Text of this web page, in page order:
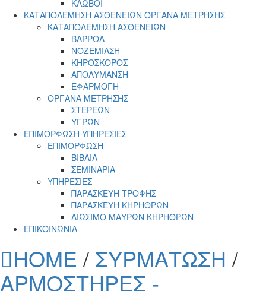
ΚΛΩΒΟΙ
ΚΑΤΑΠΟΛΕΜΗΣΗ ΑΣΘΕΝΕΙΩΝ ΟΡΓΑΝΑ ΜΕΤΡΗΣΗΣ
ΚΑΤΑΠΟΛΕΜΗΣΗ ΑΣΘΕΝΕΙΩΝ
ΒΑΡΡΟΑ
ΝΟΖΕΜΙΑΣΗ
ΚΗΡΟΣΚΟΡΟΣ
ΑΠΟΛΥΜΑΝΣΗ
ΕΦΑΡΜΟΓΗ
ΟΡΓΑΝΑ ΜΕΤΡΗΣΗΣ
ΣΤΕΡΕΩΝ
ΥΓΡΩΝ
ΕΠΙΜΟΡΦΩΣΗ ΥΠΗΡΕΣΙΕΣ
ΕΠΙΜΟΡΦΩΣΗ
ΒΙΒΛΙΑ
ΣΕΜΙΝΑΡΙΑ
ΥΠΗΡΕΣΙΕΣ
ΠΑΡΑΣΚΕΥΗ ΤΡΟΦΗΣ
ΠΑΡΑΣΚΕΥΗ ΚΗΡΗΘΡΩΝ
ΛΙΩΣΙΜΟ ΜΑΥΡΩΝ ΚΗΡΗΘΡΩΝ
ΕΠΙΚΟΙΝΩΝΙΑ
HOME / ΣΥΡΜΑΤΩΣΗ /
ΑΡΜΟΣΤΗΡΕΣ -